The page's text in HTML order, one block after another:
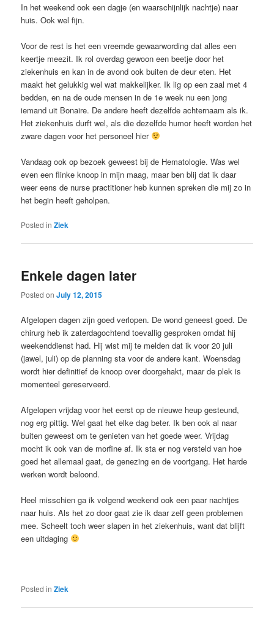
In het weekend ook een dagje (en waarschijnlijk nachtje) naar
huis. Ook wel fijn.
Voor de rest is het een vreemde gewaarwording dat alles een
keertje meezit. Ik rol overdag gewoon een beetje door het
ziekenhuis en kan in de avond ook buiten de deur eten. Het
maakt het gelukkig wel wat makkelijker. Ik lig op een zaal met 4
bedden, en na de oude mensen in de 1e week nu een jong
iemand uit Bonaire. De andere heeft dezelfde achternaam als ik.
Het ziekenhuis durft wel, als die dezelfde humor heeft worden het
zware dagen voor het personeel hier
Vandaag ook op bezoek geweest bij de Hematologie. Was wel
even een flinke knoop in mijn maag, maar ben blij dat ik daar
weer eens de nurse practitioner heb kunnen spreken die mij zo in
het begin heeft geholpen.
Posted in Ziek
Enkele dagen later
Posted onJuly 12, 2015
Afgelopen dagen zijn goed verlopen. De wond geneest goed. De
chirurg heb ik zaterdagochtend toevallig gesproken omdat hij
weekenddienst had. Hij wist mij te melden dat ik voor 20 juli
(jawel, juli) op de planning sta voor de andere kant. Woensdag
wordt hier definitief de knoop over doorgehakt, maar de plek is
momenteel gereserveerd.
Afgelopen vrijdag voor het eerst op de nieuwe heup gesteund,
nog erg pittig. Wel gaat het elke dag beter. Ik ben ook al naar
buiten geweest om te genieten van het goede weer. Vrijdag
mocht ik ook van de morfine af. Ik sta er nog versteld van hoe
goed het allemaal gaat, de genezing en de voortgang. Het harde
werken wordt beloond.
Heel misschien ga ik volgend weekend ook een paar nachtjes
naar huis. Als het zo door gaat zie ik daar zelf geen problemen
mee. Scheelt toch weer slapen in het ziekenhuis, want dat blijft
een uitdaging
Posted in Ziek